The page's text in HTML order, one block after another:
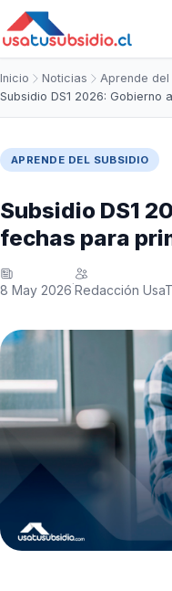
Inicio Noticias
Aprende del
Subsidio DS1 2026: Gobierno
APRENDE DEL SUBSIDIO
Subsidio DS1
fechas para
8 May 2026·Redacción